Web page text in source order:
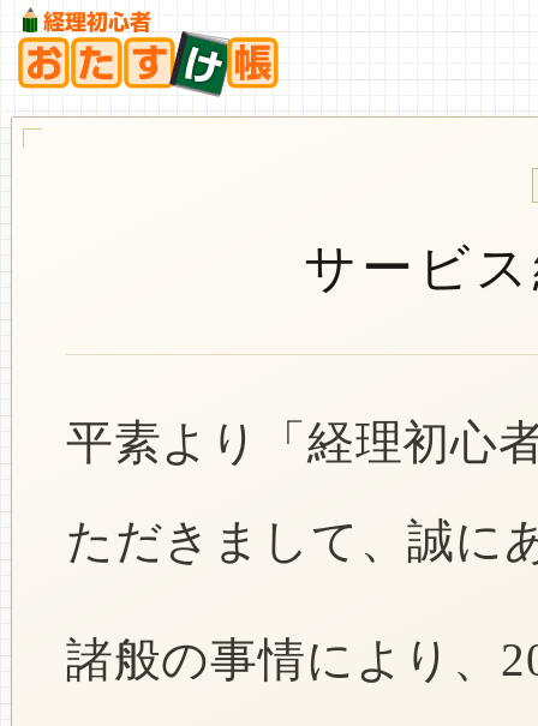
サービ
平素より「経理初心
ただきまして、誠に
諸般の事情により、